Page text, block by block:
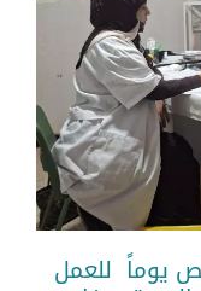
يوماً للعمل